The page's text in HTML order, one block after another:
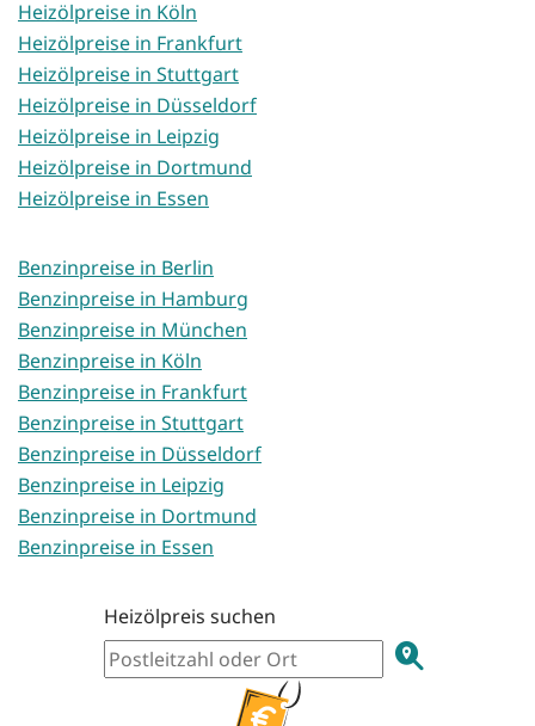
Heizölpreise in Köln
Heizölpreise in Frankfurt
Heizölpreise in Stuttgart
Heizölpreise in Düsseldorf
Heizölpreise in Leipzig
Heizölpreise in Dortmund
Heizölpreise in Essen
Benzinpreise in Berlin
Benzinpreise in Hamburg
Benzinpreise in München
Benzinpreise in Köln
Benzinpreise in Frankfurt
Benzinpreise in Stuttgart
Benzinpreise in Düsseldorf
Benzinpreise in Leipzig
Benzinpreise in Dortmund
Benzinpreise in Essen
Heizölpreis suchen